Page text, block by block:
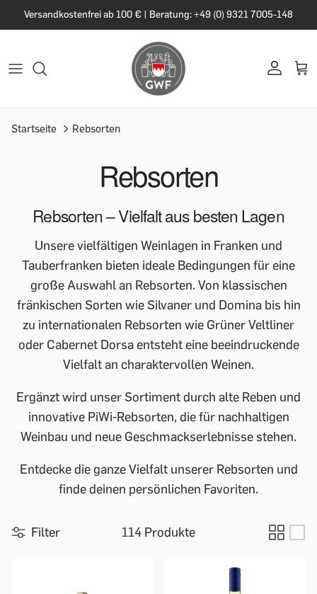
Versandkostenfrei ab 100 € | Beratung: +49 (0) 9321 7005-148
Startseite Rebsorten
Rebsorten
Rebsorten – Vielfalt aus besten Lagen
Unsere vielfältigen Weinlagen in Franken und
Tauberfranken bieten ideale Bedingungen für eine
große Auswahl an Rebsorten. Von klassischen
fränkischen Sorten wie Silvaner und Domina bis hin
zu internationalen Rebsorten wie Grüner Veltliner
oder Cabernet Dorsa entsteht eine beeindruckende
Vielfalt an charaktervollen Weinen.
Ergänzt wird unser Sortiment durch alte Reben und
innovative PiWi-Rebsorten, die für nachhaltigen
Weinbau und neue Geschmackserlebnisse stehen.
Entdecke die ganze Vielfalt unserer Rebsorten und
finde deinen persönlichen Favoriten.
Filter 114 Produkte